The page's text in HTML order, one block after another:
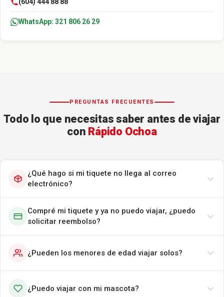
WhatsApp: 321 806 26 29
PREGUNTAS FRECUENTES
Todo lo que necesitas saber antes de viajar
con Rápido Ochoa
¿Qué hago si mi tiquete no llega al correo
electrónico?
Compré mi tiquete y ya no puedo viajar, ¿puedo
solicitar reembolso?
¿Pueden los menores de edad viajar solos?
¿Puedo viajar con mi mascota?